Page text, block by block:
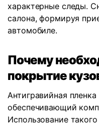
характерные следы.
салона, формируя
автомобиле.
Почему
покрытие
Антигравийная
обеспечивающий
Использование